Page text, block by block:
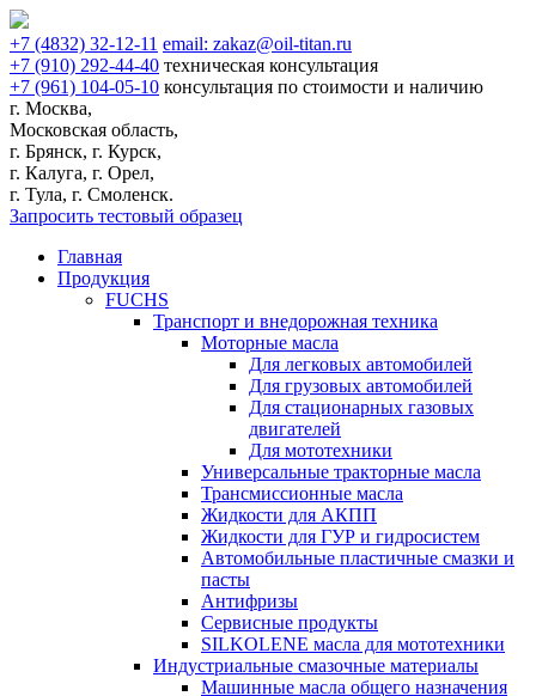
+7 (4832) 32-12-11 email: zakaz@oil-titan.ru
+7 (910) 292-44-40 техническая консультация
+7 (961) 104-05-10 консультация по стоимости и наличию
г. Москва,
Московская область,
г. Брянск, г. Курск,
г. Калуга, г. Орел,
г. Тула, г. Смоленск.
Запросить тестовый образец
Главная
Продукция
FUCHS
Транспорт и внедорожная техника
Моторные масла
Для легковых автомобилей
Для грузовых автомобилей
Для стационарных газовых
двигателей
Для мототехники
Универсальные тракторные масла
Трансмиссионные масла
Жидкости для АКПП
Жидкости для ГУР и гидросистем
Автомобильные пластичные смазки и
пасты
Антифризы
Сервисные продукты
SILKOLENE масла для мототехники
Индустриальные смазочные материалы
Машинные масла общего назначения